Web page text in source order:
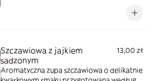
Szczawiowa z jajkiem
sadzonym
13,00 zł
Aromatyczna zupa szczawiowa o delikatnie